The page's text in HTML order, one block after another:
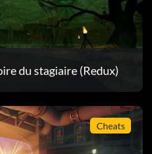
du stagiaire (Redux)
Cheats